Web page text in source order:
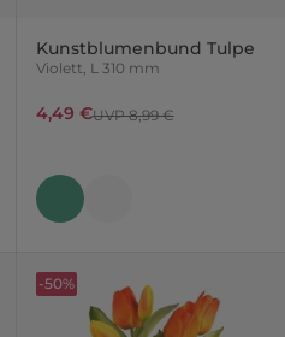
Kunstblumenbund Tulpe
Violett, L 310 mm
4,49 €UVP 8,99 €
-50%